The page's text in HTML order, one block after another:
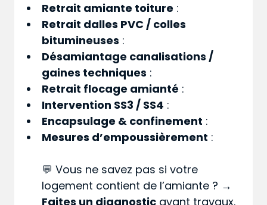
Retrait amiante toiture :
Retrait dalles PVC / colles
bitumineuses :
Désamiantage canalisations /
gaines techniques :
Retrait flocage amianté :
Intervention SS3 / SS4 :
Encapsulage & confinement :
Mesures d’empoussièrement :
💬 Vous ne savez pas si votre
logement contient de l’amiante ? →
Faites un diagnostic avant travaux.